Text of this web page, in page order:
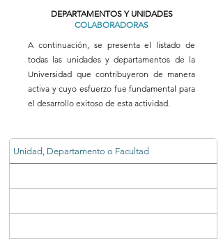
DEPARTAMENTOS Y UNIDADES
COLABORADORAS
A continuación, se presenta el listado de
todas las unidades y departamentos de la
Universidad que contribuyeron de manera
activa y cuyo esfuerzo fue fundamental para
el desarrollo exitoso de esta actividad.
Unidad, Departamento o Facultad